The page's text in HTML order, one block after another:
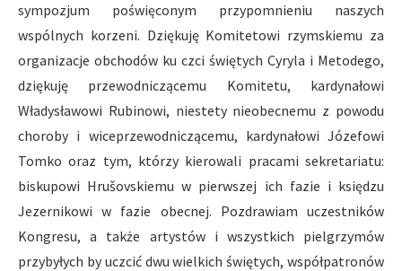
sympozjum poświęconym przypomnieniu naszych
wspólnych korzeni. Dziękuję Komitetowi rzymskiemu za
organizacje obchodów ku czci świętych Cyryla i Metodego,
dziękuję przewodniczącemu Komitetu, kardynałowi
Władysławowi Rubinowi, niestety nieobecnemu z powodu
choroby i wiceprzewodniczącemu, kardynałowi Józefowi
Tomko oraz tym, którzy kierowali pracami sekretariatu:
biskupowi Hrušovskiemu w pierwszej ich fazie i księdzu
Jezernikowi w fazie obecnej. Pozdrawiam uczestników
Kongresu, a także artystów i wszystkich pielgrzymów
przybyłych by uczcić dwu wielkich świętych, współpatronów